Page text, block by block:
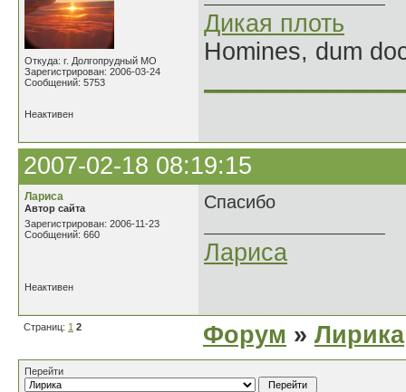
Откуда: г. Долгопрудный МО
Зарегистрирован: 2006-03-24
Сообщений: 5753
Дикая плоть
Homines, dum
Неактивен
2007-02-18 08:19:15
Лариса
Автор сайта
Зарегистрирован: 2006-11-23
Сообщений: 660
Спасибо
Лариса
Неактивен
Страниц: 1 2 Форум » Лирика
Перейти